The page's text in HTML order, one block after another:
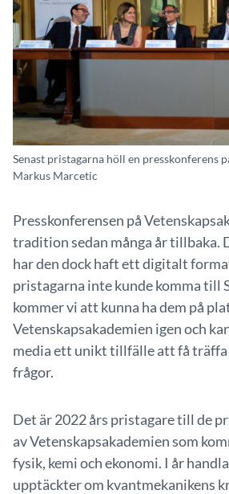
Senast pristagarna höll en presskonferens
Markus Marcetic
Presskonferensen på
tradition sedan många år tillbaka.
har den dock haft ett digitalt
pristagarna inte kunde komma till
kommer vi att kunna ha dem på
Vetenskapsakademien igen och
media ett unikt tillfälle att få träffa
frågor.
Det är 2022 års pristagare till de
av Vetenskapsakademien som
fysik, kemi och ekonomi. I år
upptäckter om kvantmekanikens